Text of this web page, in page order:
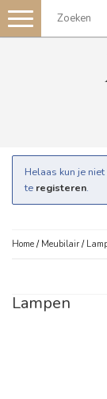
Toggle
navigation
Helaas kun je
te registeren.
Home / Meubilair /
Lampen